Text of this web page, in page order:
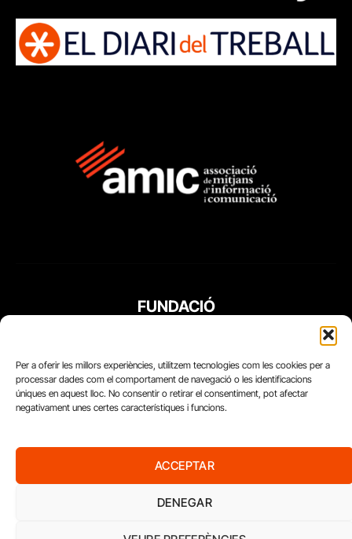
Per a oferir les millors experiències, utilitzem tecnologies com les cookies per a
processar dades com el comportament de navegació o les identificacions
úniques en aquest lloc. No consentir o retirar el consentiment, pot afectar
negativament unes certes característiques i funcions.
ACCEPTAR
DENEGAR
FUNDACIÓ